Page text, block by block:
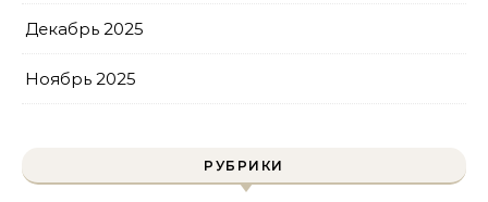
Декабрь 2025
Ноябрь 2025
РУБРИКИ